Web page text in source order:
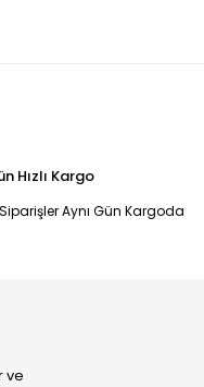
Hızlı Kargo
Aynı Gün Kargoda
ve